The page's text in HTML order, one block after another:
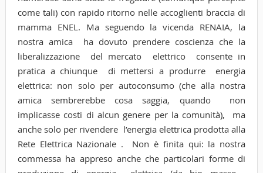
come tali) con rapido ritorno nelle accoglienti braccia di
mamma ENEL. Ma seguendo la vicenda RENAIA, la
nostra amica ha dovuto prendere coscienza che la
liberalizzazione del mercato elettrico consente in
pratica a chiunque di mettersi a produrre energia
elettrica: non solo per autoconsumo (che alla nostra
amica sembrerebbe cosa saggia, quando non
implicasse costi di alcun genere per la comunità), ma
anche solo per rivendere l’energia elettrica prodotta alla
Rete Elettrica Nazionale . Non è finita qui: la nostra
commessa ha appreso anche che particolari forme di